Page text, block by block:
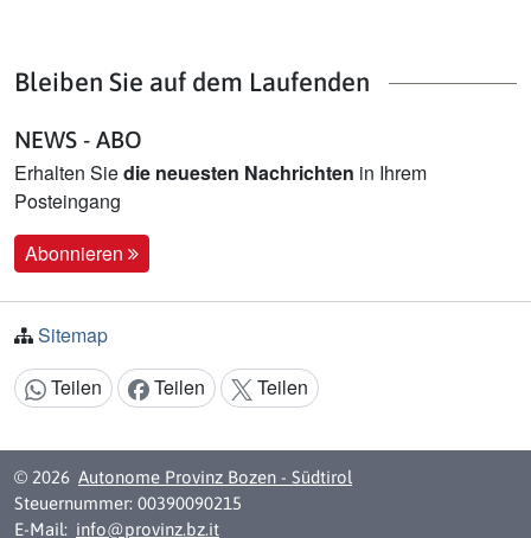
Bleiben Sie auf dem Laufenden
NEWS - ABO
Erhalten Siedie neuesten Nachrichten in Ihrem
Posteingang
Abonnieren
Sitemap
Inhalt teilen:
Teilen Teilen Teilen
© 2026 Autonome Provinz Bozen - Südtirol
Steuernummer: 00390090215
E-Mail: info@provinz.bz.it